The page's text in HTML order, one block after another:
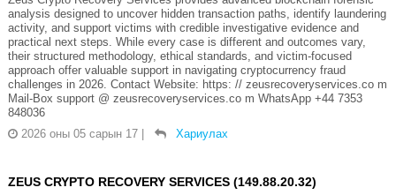
analysis designed to uncover hidden transaction paths, identify laundering
activity, and support victims with credible investigative evidence and
practical next steps. While every case is different and outcomes vary,
their structured methodology, ethical standards, and victim-focused
approach offer valuable support in navigating cryptocurrency fraud
challenges in 2026. Contact Website: https: // zeusrecoveryservices.co m
Mail-Box support @ zeusrecoveryservices.co m WhatsApp +44 7353
848036
2026 оны 05 сарын 17 | Хариулах
ZEUS CRYPTO RECOVERY SERVICES (149.88.20.32)